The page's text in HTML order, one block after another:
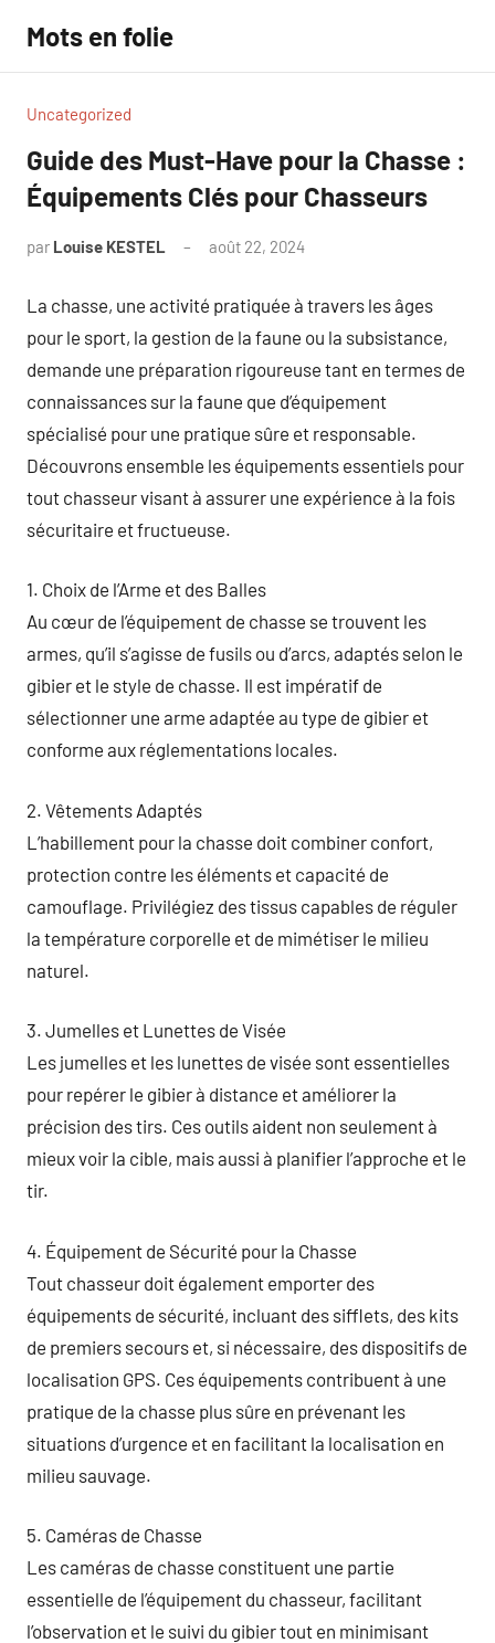
contenu
Mots en folie
Uncategorized
Guide des Must-Have pour la Chasse :
Équipements Clés pour Chasseurs
par Louise KESTEL août 22, 2024
La chasse, une activité pratiquée à travers les âges
pour le sport, la gestion de la faune ou la subsistance,
demande une préparation rigoureuse tant en termes de
connaissances sur la faune que d’équipement
spécialisé pour une pratique sûre et responsable.
Découvrons ensemble les équipements essentiels pour
tout chasseur visant à assurer une expérience à la fois
sécuritaire et fructueuse.
1. Choix de l’Arme et des Balles
Au cœur de l’équipement de chasse se trouvent les
armes, qu’il s’agisse de fusils ou d’arcs, adaptés selon le
gibier et le style de chasse. Il est impératif de
sélectionner une arme adaptée au type de gibier et
conforme aux réglementations locales.
2. Vêtements Adaptés
L’habillement pour la chasse doit combiner confort,
protection contre les éléments et capacité de
camouflage. Privilégiez des tissus capables de réguler
la température corporelle et de mimétiser le milieu
naturel.
3. Jumelles et Lunettes de Visée
Les jumelles et les lunettes de visée sont essentielles
pour repérer le gibier à distance et améliorer la
précision des tirs. Ces outils aident non seulement à
mieux voir la cible, mais aussi à planifier l’approche et le
tir.
4. Équipement de Sécurité pour la Chasse
Tout chasseur doit également emporter des
équipements de sécurité, incluant des sifflets, des kits
de premiers secours et, si nécessaire, des dispositifs de
localisation GPS. Ces équipements contribuent à une
pratique de la chasse plus sûre en prévenant les
situations d’urgence et en facilitant la localisation en
milieu sauvage.
5. Caméras de Chasse
Les caméras de chasse constituent une partie
essentielle de l’équipement du chasseur, facilitant
l’observation et le suivi du gibier tout en minimisant